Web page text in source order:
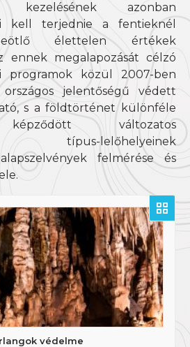
kezelésének azonban
kell terjednie a fentieknél
élettelen értékek
ennek megalapozását célzó
programok közül 2007-ben
jelentőségű védett
s a földtörténet különféle
képződött változatos
típus-lelőhelyeinek
felmérése és
védelme